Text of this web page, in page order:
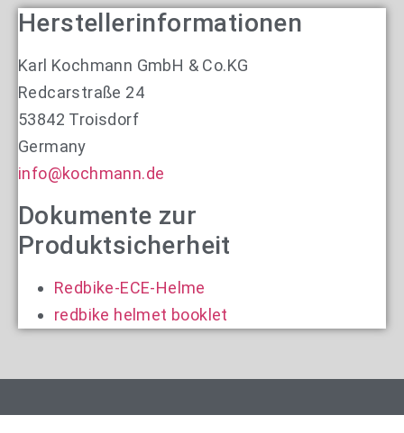
Herstellerinformationen
Karl Kochmann GmbH & Co.KG
Redcarstraße 24
53842 Troisdorf
Germany
info@kochmann.de
Dokumente zur
Produktsicherheit
Redbike-ECE-Helme
redbike helmet booklet